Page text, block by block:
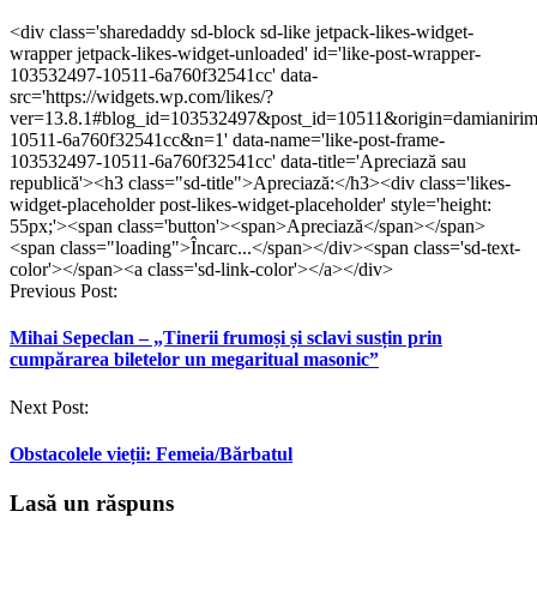
partaja
pe
Facebook(Se
deschide
într-
o
fereastră
nouă)
partaja
pe
Twitter(Se
deschide
într-
o
fereastră
nouă)
pe
WhatsApp(Se
deschide
într-
o
fereastră
nouă)
partaja
pe
LinkedIn(Se
deschide
într-
o
fereastră
nouă)
partaja
pe
Tumblr(Se
deschide
într-
fereastră
nouă)
pe
Telegram(Se
deschide
nouă)
<div class='sharedaddy sd-block sd-like jetpack-likes-widget-
wrapper jetpack-likes-widget-unloaded' id='like-post-wrapper-
103532497-10511-6a760f32541cc' data-
src='https://widgets.wp.com/likes/?
10511-6a760f32541cc&n=1' data-name='like-post-frame-
103532497-10511-6a760f32541cc' data-title='Apreciază sau
republică'><h3 class="sd-title">Apreciază:</h3><div class='likes-
widget-placeholder post-likes-widget-placeholder' style='height:
55px;'><span class='button'><span>Apreciază</span></span>
<span class="loading">Încarc...</span></div><span class='sd-text-
color'></span><a class='sd-link-color'></a></div>
Post
Previous Post:
Mihai Sepeclan – „Tinerii frumoși și sclavi susțin prin
cumpărarea biletelor un megaritual masonic”
Next Post:
Obstacolele vieții: Femeia/Bărbatul
Lasă un răspuns